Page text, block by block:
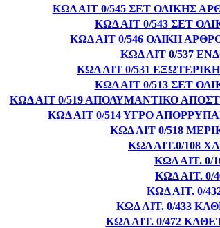
ΚΩΔ ΑΙΤ 0/545 ΣΕΤ ΟΛΙΚΗΣ
ΚΩΔ ΑΙΤ 0/543 ΣΕΤ
ΚΩΔ ΑΙΤ 0/546 ΟΛΙΚΗ
ΚΩΔ ΑΙΤ 0/537
ΚΩΔ ΑΙΤ 0/531
ΚΩΔ ΑΙΤ 0/513 ΣΕΤ
ΚΩΔ ΑΙΤ 0/519 ΑΠΟΛΥΜΑΝΤΙΚΟ
ΚΩΔ ΑΙΤ 0/514 ΥΓΡΟ
ΚΩΔ ΑΙΤ 0/518
ΚΩΔ ΑΙΤ.0/108
ΚΩΔ ΑΙΤ. 0/
ΚΩΔ ΑΙΤ. 0/
ΚΩΔ ΑΙΤ. 0/
ΚΩΔ ΑΙΤ. 0/433
ΚΩΔ ΑΙΤ. 0/472